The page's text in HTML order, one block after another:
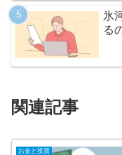
氷
る
関連記事
お金と投資